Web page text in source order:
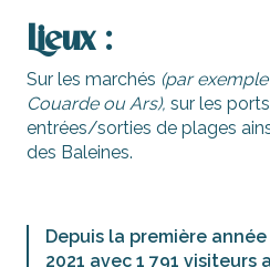
Lieux :
Sur les marchés (par
Couarde ou Ars), sur les
entrées/sorties de plages
des Baleines.
Depuis la première
2021 avec 1 791 visiteurs